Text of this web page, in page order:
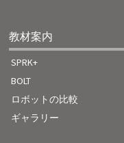
教材案内
SPRK+
BOLT
ロボットの比較
ギャラリー